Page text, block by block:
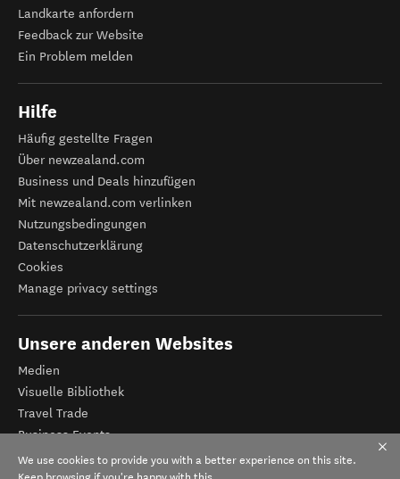
Landkarte anfordern
Feedback zur Website
Ein Problem melden
Hilfe
Häufig gestellte Fragen
Über newzealand.com
Business und Deals hinzufügen
Mit newzealand.com verlinken
Nutzungsbedingungen
Datenschutzerklärung
Cookies
Manage privacy settings
Unsere anderen Websites
Medien
Visuelle Bibliothek
Travel Trade
Business Events
Tourismus Neuseeland
We use cookies to provide you with a better experience on this site.